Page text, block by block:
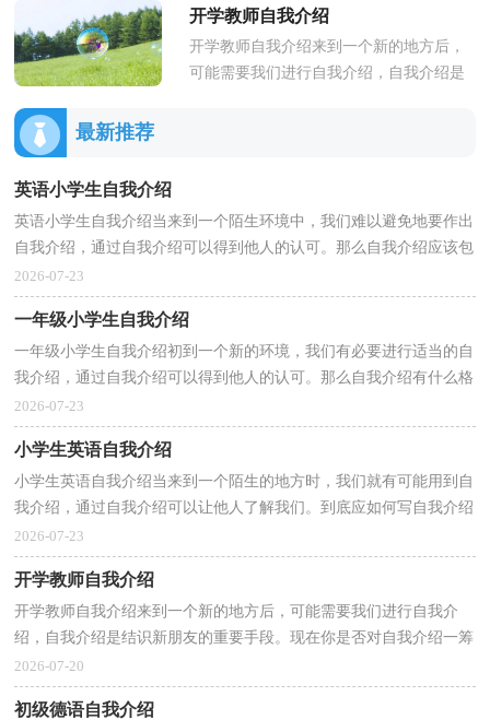
何写自我介绍呢？以下是小编为...
开学教师自我介绍
开学教师自我介绍来到一个新的地方后，
可能需要我们进行自我介绍，自我介绍是
最新推荐
英语小学生自我介绍
英语小学生自我介绍当来到一个陌生环境中，我们难以避免地要作出
自我介绍，通过自我介绍可以得到他人的认可。那么自我介绍应该包
括什么内容呢？下面是小编为大家收集的英语小学生...
2026-07-23
一年级小学生自我介绍
一年级小学生自我介绍初到一个新的环境，我们有必要进行适当的自
我介绍，通过自我介绍可以得到他人的认可。那么自我介绍有什么格
式呢？下面是小编为大家整理的一年级小学生自我介...
2026-07-23
小学生英语自我介绍
小学生英语自我介绍当来到一个陌生的地方时，我们就有可能用到自
我介绍，通过自我介绍可以让他人了解我们。到底应如何写自我介绍
呢？以下是小编为大家整理的小学生英语自我介绍，欢...
2026-07-23
开学教师自我介绍
开学教师自我介绍来到一个新的地方后，可能需要我们进行自我介
绍，自我介绍是结识新朋友的重要手段。现在你是否对自我介绍一筹
莫展呢？下面是小编为大家收集的开学教师自我介绍，仅...
2026-07-20
初级德语自我介绍